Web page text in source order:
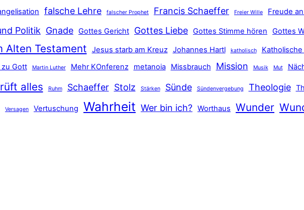
falsche Lehre falscher Prophet Francis Schaeffer Freier Wille Freude
Politik Gnade Gottes Gericht Gottes Liebe Gottes Stimme hören Gottes
Alten Testament Jesus starb am Kreuz Johannes Hartl katholisch
zu Gott Martin Luther Mehr KOnferenz metanoia Missbrauch Mission Musik Mut
alles Ruhm Schaeffer Stolz Stärken Sünde Sündenvergebung Theologie
Versagen Vertuschung Wahrheit Wer bin ich? Worthaus Wunder